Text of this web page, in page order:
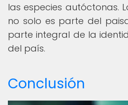
las especies autóctonas.
no solo es parte del
parte integral de la
del país.
Conclusión